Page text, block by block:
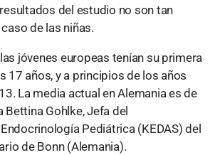
del estudio no son tan
de las niñas.
jóvenes europeas tenían su primera
17 años, y a principios de los años
La media actual en Alemania es de
Bettina Gohlke, Jefa del
Pediátrica (KEDAS) del
de Bonn (Alemania).